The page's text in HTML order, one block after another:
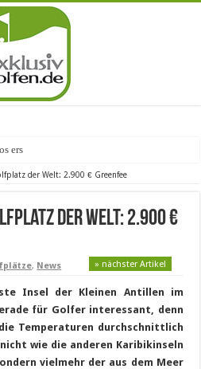
erste Golf-
der Welt: 2.900 € Greenfee
der Welt: 2.900 €
, News » nächster Artikel
Insel der Kleinen Antillen im
für Golfer interessant, denn
Temperaturen durchschnittlich
wie die anderen Karibikinseln
vielmehr der aus dem Meer